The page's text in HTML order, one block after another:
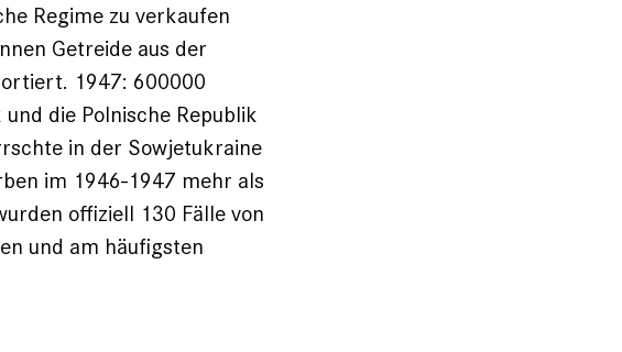
Regime zu verkaufen
Getreide aus der
1947: 600000
die Polnische Republik
in der Sowjetukraine
im 1946-1947 mehr als
offiziell 130 Fälle von
und am häufigsten